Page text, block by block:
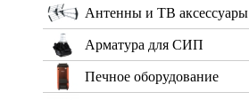
Антенны и ТВ аксессуары
Арматура для СИП
Печное оборудование